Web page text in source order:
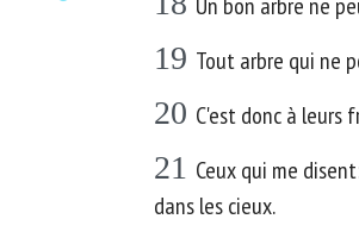
19 Tout arbre qui ne
20 C'est donc à leurs
21 Ceux qui me
dans les cieux.